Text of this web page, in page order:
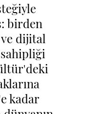
birden
ve dijital
kadar